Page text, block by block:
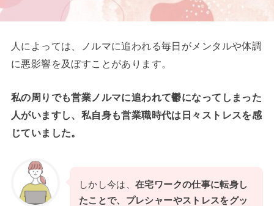
人によっては、ノルマに追われる毎日がメンタルや体調
に悪影響を及ぼすことがあります。
私の周りでも営業ノルマに追われて鬱になってしまった
人がいますし、私自身も営業職時代は日々ストレスを感
じていました。
しかし今は、在宅ワークの仕事に転身し
たことで、プレシャーやストレスをグッ